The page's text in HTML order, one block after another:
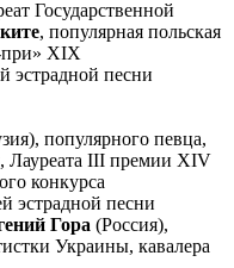
Государственной
, популярная польская
при» XIX
эстрадной песни
популярного певца,
Лауреата III премии XIV
конкурса
эстрадной песни
Гора (Россия),
Украины, кавалера